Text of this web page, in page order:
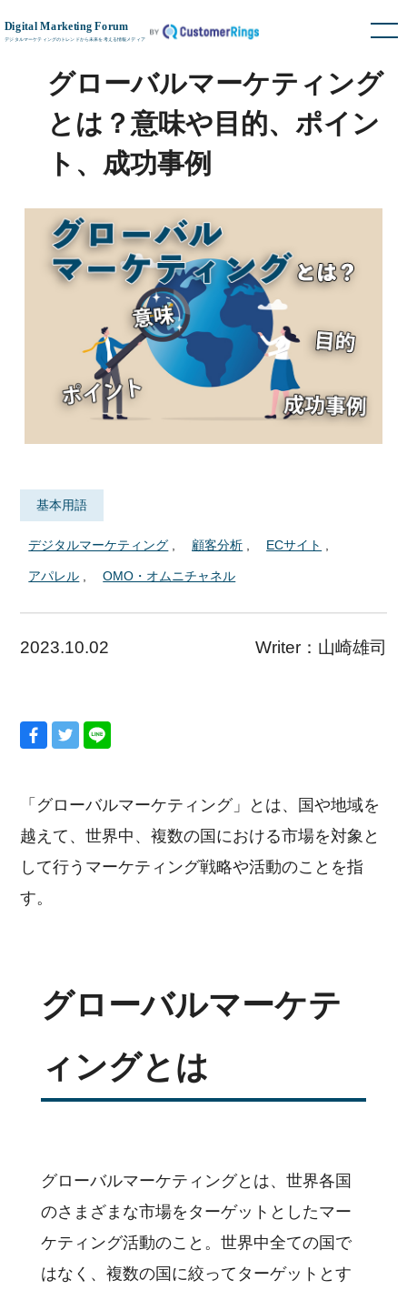
グローバルマーケティング
とは？意味や目的、ポイン
ト、成功事例
基本用語
デジタルマーケティング 顧客分析 ECサイト
アパレル OMO・オムニチャネル
2023.10.02 Writer： 山崎雄司
「グローバルマーケティング」とは、国や地域を
越えて、世界中、複数の国における市場を対象と
して行うマーケティング戦略や活動のことを指
す。
グローバルマーケテ
ィングとは
グローバルマーケティングとは、世界各国
のさまざまな市場をターゲットとしたマー
ケティング活動のこと。世界中全ての国で
はなく、複数の国に絞ってターゲットとす